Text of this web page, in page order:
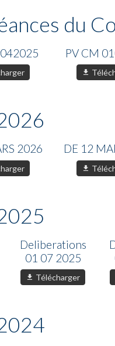
du
PV CM
2026 DE 12
Deliberations
01 07 2025
Télécharger